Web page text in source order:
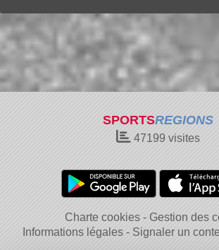
SPORTSREGIONS
47199 visites
Charte cookies
Gestion des
Informations légales
Signaler un